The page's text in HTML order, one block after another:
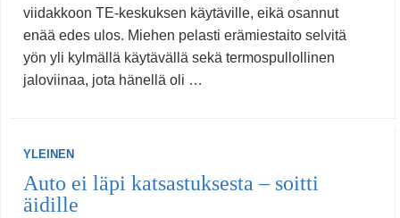
viidakkoon TE-keskuksen käytäville, eikä osannut
enää edes ulos. Miehen pelasti erämiestaito selvitä
yön yli kylmällä käytävällä sekä termospullollinen
jaloviinaa, jota hänellä oli …
YLEINEN
Auto ei läpi katsastuksesta – soitti
äidille